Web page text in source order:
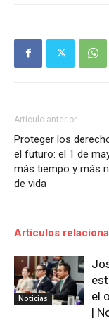
Artículo anterior
Proteger los
el futuro: el 1 de
más tiempo y más
de vida
Artículos
Noticias
el
|